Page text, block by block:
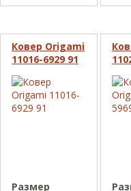
Ковер Origami
11016-6929 91
Размер